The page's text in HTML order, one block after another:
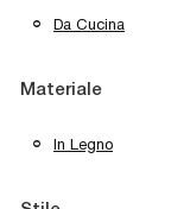
Da Cucina
Materiale
In Legno